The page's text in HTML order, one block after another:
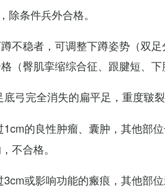
条件兵外合格。
不稳者，可调整下蹲姿势（双
（臀肌挛缩综合征、跟腱短、下
弓完全消失的扁平足，重度皲裂
的良性肿瘤、囊肿，其他部
不合格。
或影响功能的瘢痕，其他部位